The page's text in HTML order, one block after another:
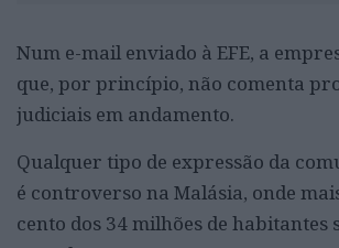
Num e-mail enviado à EFE, a
que, por princípio, não comenta
judiciais em andamento.
Qualquer tipo de expressão da
é controverso na Malásia, onde
cento dos 34 milhões de habitantes